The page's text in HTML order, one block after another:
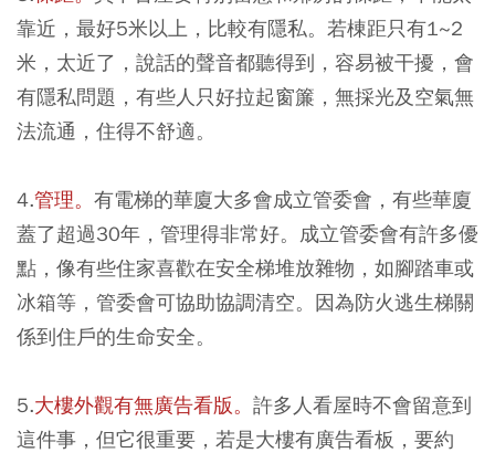
靠近，最好5米以上，比較有隱私。若棟距只有1~2
米，太近了，說話的聲音都聽得到，容易被干擾，會
有隱私問題，有些人只好拉起窗簾，無採光及空氣無
法流通，住得不舒適。
4.管理。 有電梯的華廈大多會成立管委會，有些華廈
蓋了超過30年，管理得非常好。成立管委會有許多優
點，像有些住家喜歡在安全梯堆放雜物，如腳踏車或
冰箱等，管委會可協助協調清空。因為防火逃生梯關
係到住戶的生命安全。
5.大樓外觀有無廣告看版。 許多人看屋時不會留意到
這件事，但它很重要，若是大樓有廣告看板，要約